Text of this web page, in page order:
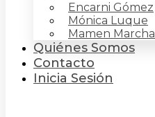
Encarni Gómez
Mónica Luque
Mamen Marchal
Quiénes Somos
Contacto
Inicia Sesión